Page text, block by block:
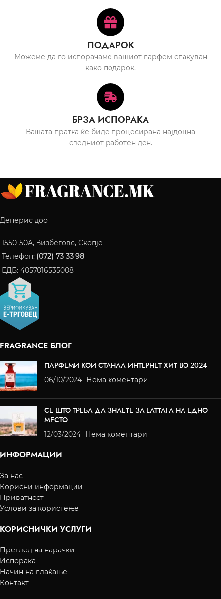
ПОДАРОК
Можеме да го испорачаме вашиот парфем спакуван
како подарок.
БРЗА ИСПОРАКА
Вашата пратка ќе биде процесирана најдоцна
следниот работен ден.
Денерис доо
1550-50A, Визбегово, Скопје
Телефон: (072) 73 33 98
ЕДБ: 4057016535008
FRAGRANCE БЛОГ
ПАРФЕМИ КОИ СТАНАА ИНТЕРНЕТ ХИТ ВО 2024
06/10/2024 Нема коментари
СЕ ШТО ТРЕБА ДА ЗНАЕТЕ ЗА LATTAFA НА ЕДНО
МЕСТО
12/03/2024 Нема коментари
ИНФОРМАЦИИ
За нас
Корисни информации
Приватност
Услови за користење
КОРИСНИЧКИ УСЛУГИ
Преглед на нарачки
Испорака
Начин на плаќање
Контакт